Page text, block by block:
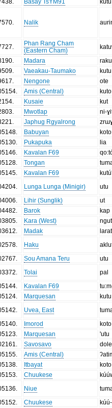
Nalik
Phan Rang Cham
(Eastern Cham)
Madara
raku
Vaeakau-Taumako
kutu
Nengone
ote
Amis (Central)
kuto
Kusaie
kut
Mwotlap
ni-
Japhug Rgyalrong
Babuyan
koto
Pukapuka
lia
Kavalan F69
Tongan
Kavalan F69
Lunga Lunga (Minigir)
utu
Lihir (Sunglik)
ut
Barok
kap
Kara (West)
ngut
Madak
Haku
Sou Amana Teru
utu
Tolai
pal
Kavalan F69
Marquesan
Uvea, East
Imorod
koto
Marquesan
'utu
Savosavo
dole
Amis (Central)
Itbayat
koto
Chuukese
Niue
Chuukese